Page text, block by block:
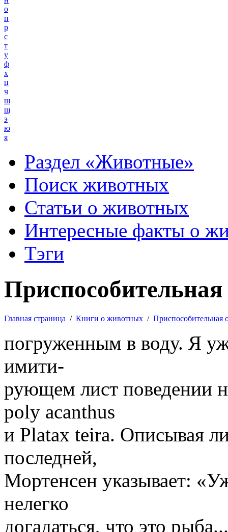
о
п
р
с
т
у
ф
х
ц
ч
ш
щ
э
ю
я
Раздел «Животные»
Поиск животных
Статьи о животных
Интересные факты о
Тэги
Главная страница / Книги о животных / Приспособительная
погруженным в воду. Я
имити-
рующем лист поведении
poly acanthus
и Platax teira. Описывая
последней,
Мортенсен указывает:
нелегко
догадаться, что это